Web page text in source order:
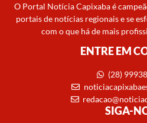
O Portal Notícia Capixaba é
portais de notícias regionais e se
com o que há de mais
ENTRE EM
(28)
SIGA-